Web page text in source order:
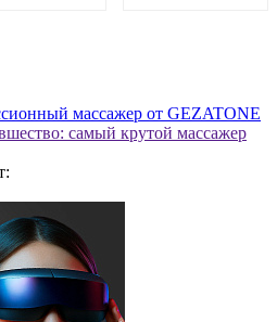
массажер от GEZATONE
самый крутой массажер